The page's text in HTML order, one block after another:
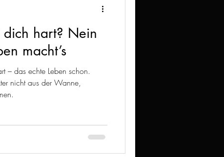
dich hart? Nein
macht’s
– das echte Leben schon.
nicht aus der Wanne,